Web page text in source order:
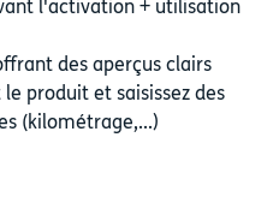
l'activation + utilisation
des aperçus clairs
produit et saisissez des
(kilométrage,...)